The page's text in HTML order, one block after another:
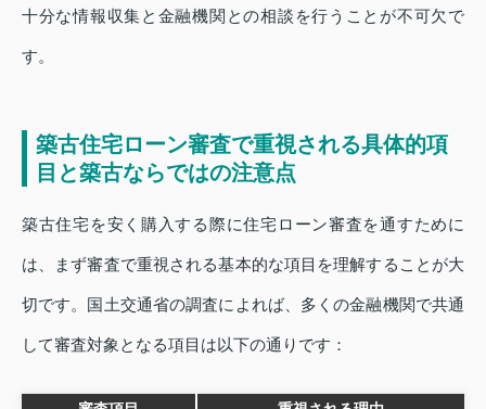
十分な情報収集と金融機関との相談を行うことが不可欠で
す。
築古住宅ローン審査で重視される具体的項
目と築古ならではの注意点
築古住宅を安く購入する際に住宅ローン審査を通すために
は、まず審査で重視される基本的な項目を理解することが大
切です。国土交通省の調査によれば、多くの金融機関で共通
して審査対象となる項目は以下の通りです：